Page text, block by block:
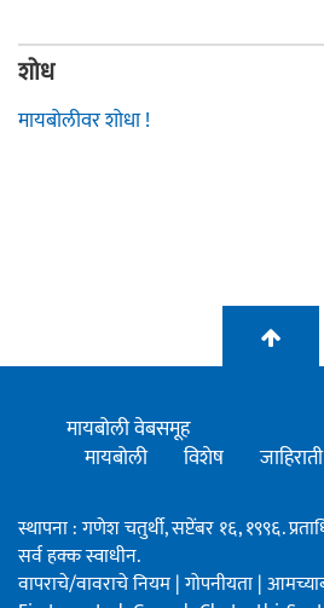
शोध
मायबोलीवर शोधा !
मायबोली वेबसमूह
मायबोली
विशेष जाहिराती
स्थापना : गणेश चतुर्थी, सप्टेंबर १६, १९९६.
सर्व हक्क स्वाधीन.
वापराचे/वावराचे नियम|गोपनीयता|